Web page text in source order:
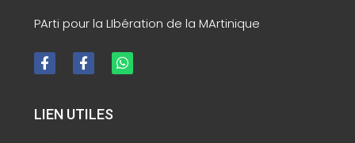
PArti pour la LIbération de la MArtinique
LIEN UTILES